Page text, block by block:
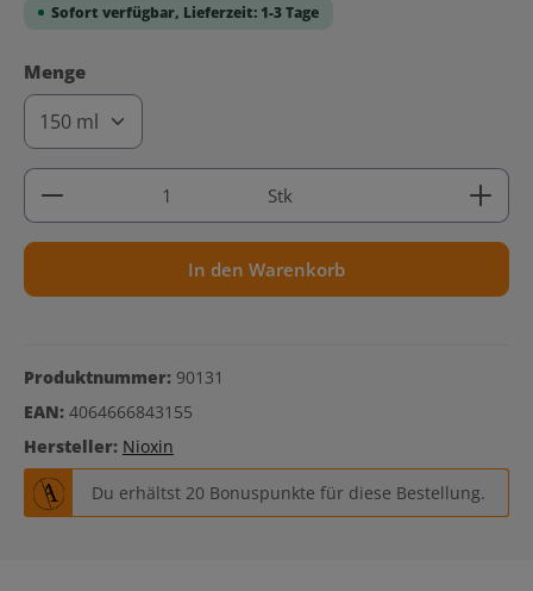
Sofort verfügbar, Lieferzeit: 1-3 Tage
Mengeauswählen
Produkt Anzahl: Gib den gewünschten Wert ein
Stk
In den Warenkorb
Produktnummer: 90131
EAN: 4064666843155
Hersteller: Nioxin
Du erhältst 20 Bonuspunkte für diese Bestellung.